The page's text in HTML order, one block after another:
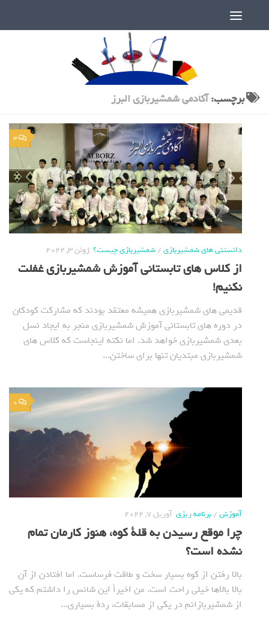
برچسب:آکادمی شمشیربازی البرز
3
دانستنی های شمشیربازی/شمشیربازی چیست؟ ژوئن 3, 2022
از کلاس های تابستانی آموزش شمشیربازی غفلت
نکنیم!
قدیمی های شمشیربازی همیشه معتقد بودند که مشارکت کودکان
در دوره های تابستانی آموزش شمشیربازی منجر به ایجاد نسل
بعدی شمشیربازی خواهد شد. اما نکته اینجاست که کلاس های
شمشیربازی مبتدیان تنها برای ساختن...
0
آموزش/برنامه ریزی آوریل 7, 2022
چرا موقع رسیدن به قلة کوه، هنوز کارمان تمام
نشده است؟
بالا رفتن از کوه بسیار سخت و طاقت فرساست. اما افتادن از آن
بالا بالاها خیلی راحت است. من اخیراً این شانس را داشتم که یکی
از شمشیربازانم در یکی از مسابقات، ردة بسیاری...